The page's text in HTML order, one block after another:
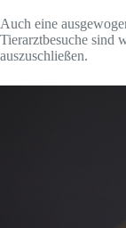
Auch eine
Tierarztbesuche sind
auszuschließen.